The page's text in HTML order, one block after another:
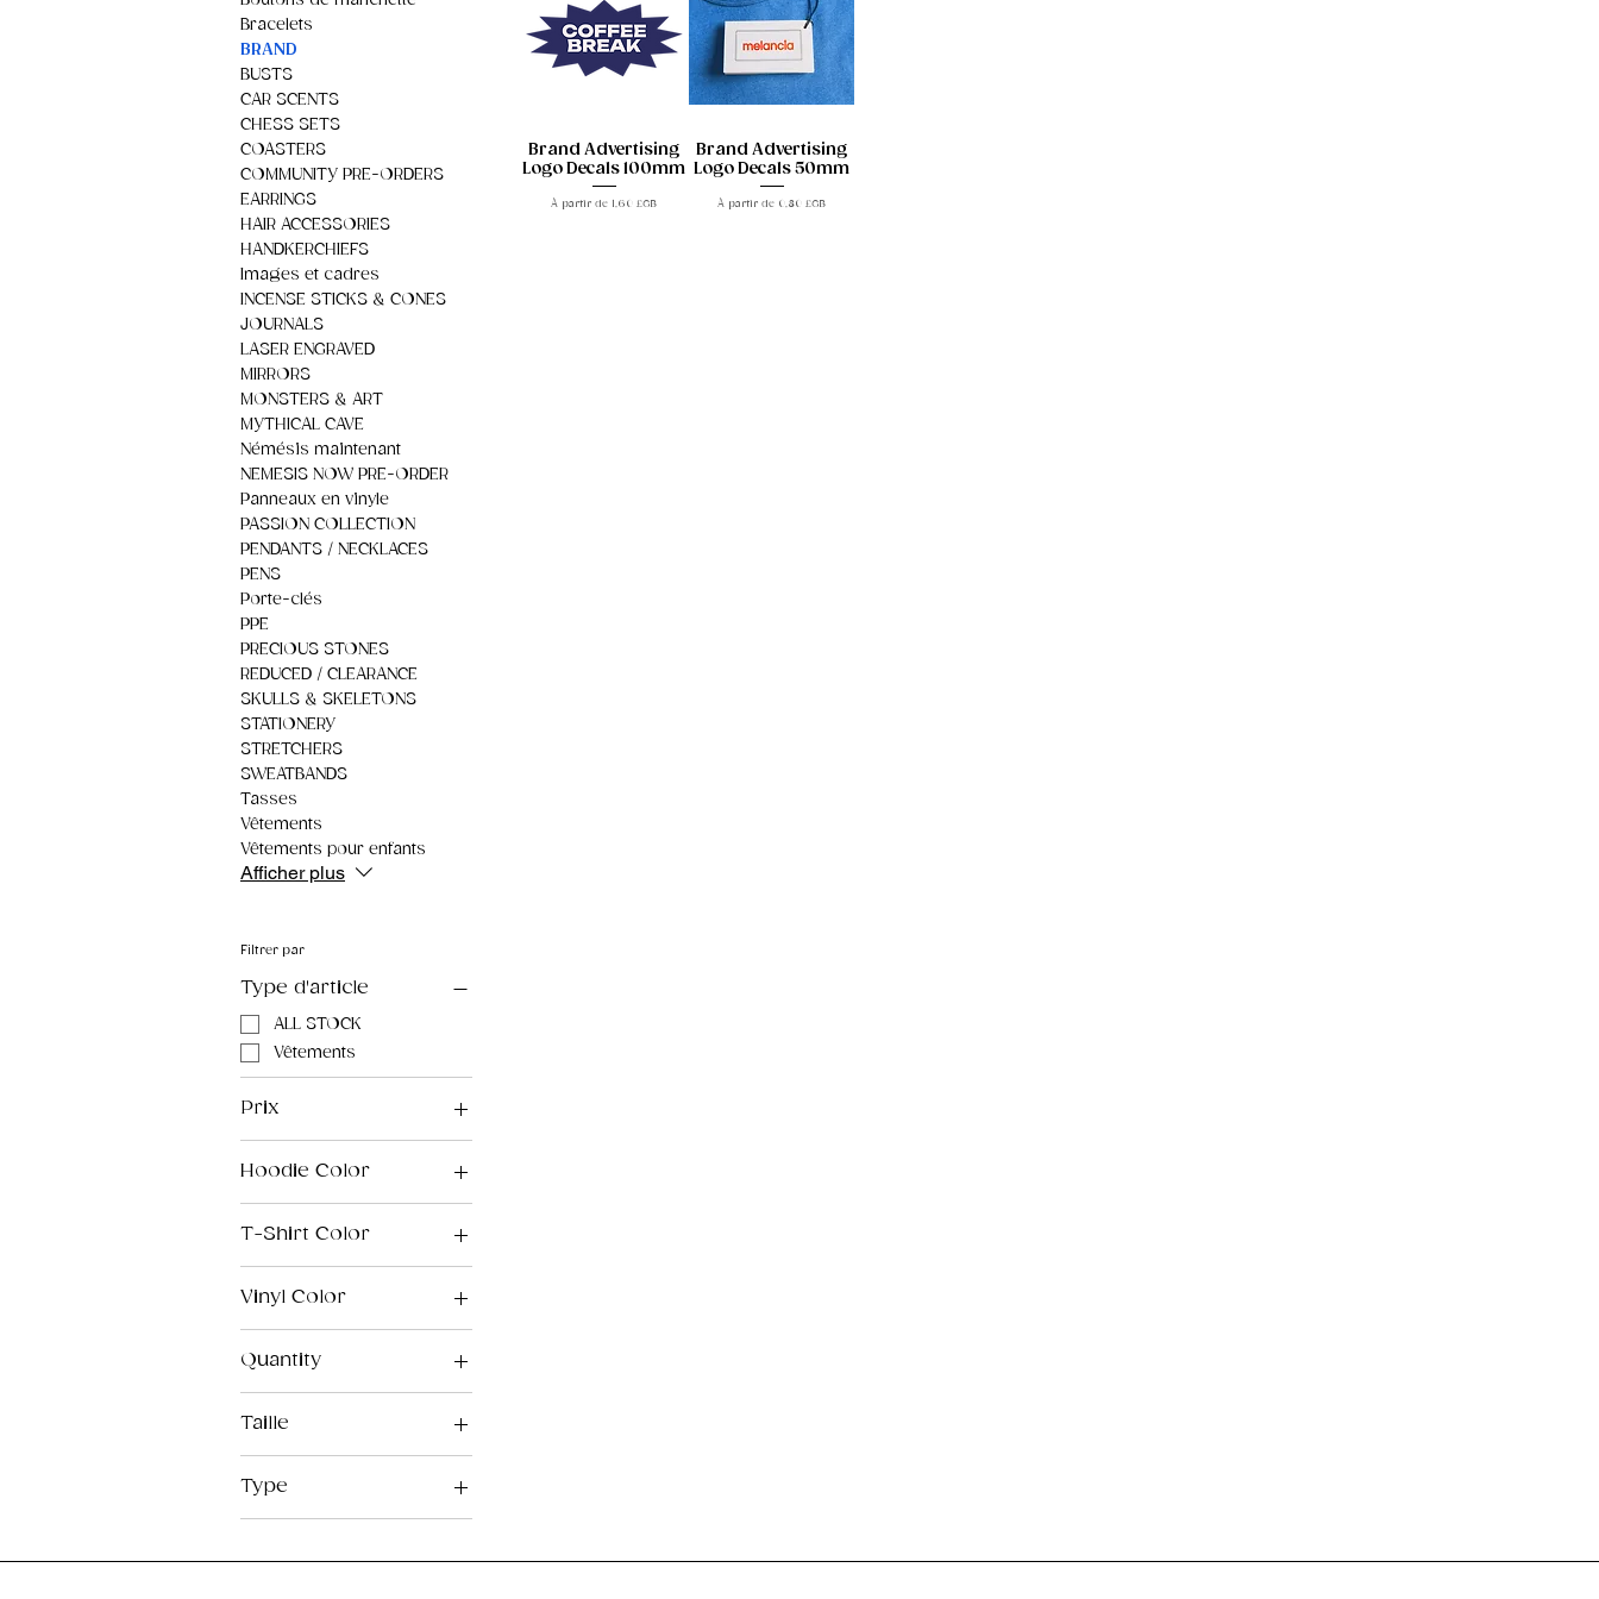
Bracelets
BRAND
BUSTS
CAR SCENTS
CHESS SETS
COASTERS
COMMUNITY PRE-ORDERS
EARRINGS
HAIR ACCESSORIES
HANDKERCHIEFS
Images et cadres
INCENSE STICKS & CONES
JOURNALS
LASER ENGRAVED
MIRRORS
MONSTERS & ART
MYTHICAL CAVE
Némésis maintenant
NEMESIS NOW PRE-ORDER
Panneaux en vinyle
PASSION COLLECTION
PENDANTS / NECKLACES
PENS
Porte-clés
PPE
PRECIOUS STONES
REDUCED / CLEARANCE
SKULLS & SKELETONS
STATIONERY
STRETCHERS
SWEATBANDS
Tasses
Vêtements
Vêtements pour enfants
Afficher plus
Filtrer par
Type d'article
ALL STOCK
Vêtements
Prix
5 £GB 130 £GB
Hoodie Color
T-Shirt Color
Vinyl Color
Quantity
1
50
100
250
2000
Taille
2XL
3XL
4XL
Type
Pull-Over
Brand Advertising
Logo Decals 100mm
À partir de 1,60 £GB
Prix promotionnel
Brand Advertising
Logo Decals 50mm
À partir de 0,80 £GB
Prix promotionnel